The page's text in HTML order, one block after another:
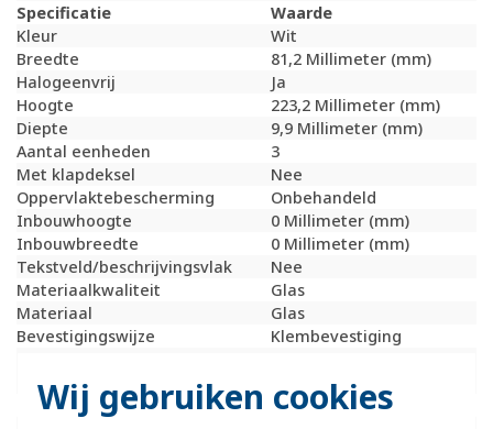
Wij gebruiken cookies
Specificatie
Waarde
Kleur
Wit
Breedte
81,2 Millimeter (mm)
Halogeenvrij
Ja
Hoogte
223,2 Millimeter (mm)
Diepte
9,9 Millimeter (mm)
Aantal eenheden
3
Met klapdeksel
Nee
Oppervlaktebescherming
Onbehandeld
Inbouwhoogte
0 Millimeter (mm)
Inbouwbreedte
0 Millimeter (mm)
Tekstveld/beschrijvingsvlak
Nee
Materiaalkwaliteit
Glas
Materiaal
Glas
Bevestigingswijze
Klembevestiging
verticaal
RAL-nummer (vergelijkbaar)
9010